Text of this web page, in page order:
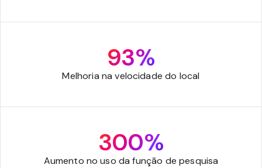
93%
Melhoria na velocidade do local
300%
Aumento no uso da função de pesquisa